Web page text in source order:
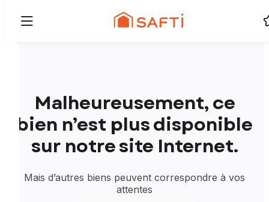
Malheureusement, ce
bien n’est plus disponible
sur notre site Internet.
Mais d’autres biens peuvent correspondre à vos
attentes